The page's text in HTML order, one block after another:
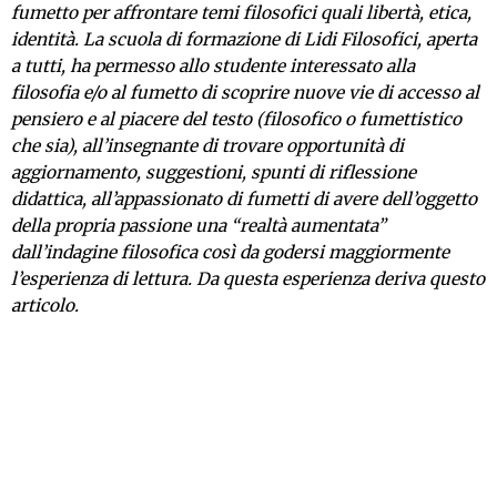
fumetto per affrontare temi filosofici quali libertà, etica,
identità. La scuola di formazione di Lidi Filosofici, aperta
a tutti, ha permesso allo studente interessato alla
filosofia e/o al fumetto di scoprire nuove vie di accesso al
pensiero e al piacere del testo (filosofico o fumettistico
che sia), all’insegnante di trovare opportunità di
aggiornamento, suggestioni, spunti di riflessione
didattica, all’appassionato di fumetti di avere dell’oggetto
della propria passione una “realtà aumentata”
dall’indagine filosofica così da godersi maggiormente
l’esperienza di lettura. Da questa esperienza deriva questo
articolo.